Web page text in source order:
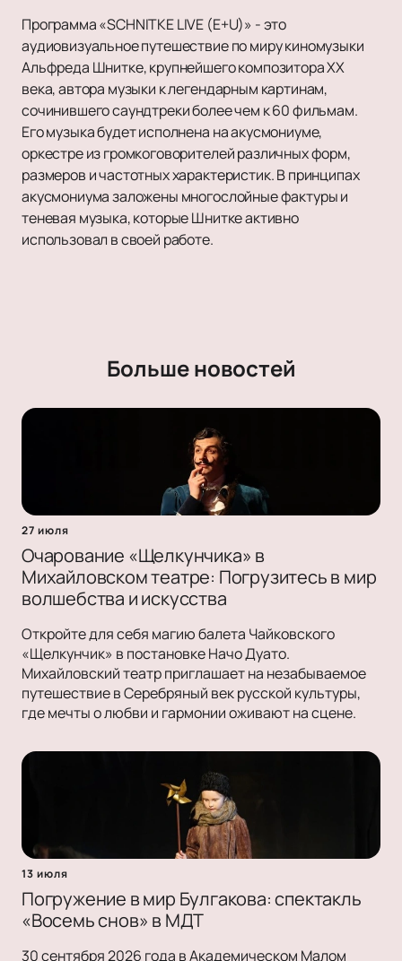
Программа «SCHNITKE LIVE (E+U)» - это
аудиовизуальное путешествие по миру киномузыки
Альфреда Шнитке, крупнейшего композитора XX
века, автора музыки к легендарным картинам,
сочинившего саундтреки более чем к 60 фильмам.
Его музыка будет исполнена на акусмониуме,
оркестре из громкоговорителей различных форм,
размеров и частотных характеристик. В принципах
акусмониума заложены многослойные фактуры и
теневая музыка, которые Шнитке активно
использовал в своей работе.
Больше новостей
27 июля
Очарование «Щелкунчика» в
Михайловском театре: Погрузитесь в мир
волшебства и искусства
Откройте для себя магию балета Чайковского
«Щелкунчик» в постановке Начо Дуато.
Михайловский театр приглашает на незабываемое
путешествие в Серебряный век русской культуры,
где мечты о любви и гармонии оживают на сцене.
13 июля
Погружение в мир Булгакова: спектакль
«Восемь снов» в МДТ
30 сентября 2026 года в Академическом Малом